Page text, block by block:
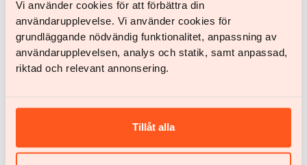
Vi använder cookies för att förbättra din
användarupplevelse. Vi använder cookies för
grundläggande nödvändig funktionalitet, anpassning av
användarupplevelsen, analys och statik, samt anpassad,
riktad och relevant annonsering.
Tillåt alla
Wegovy?
Når behandlingen med Wegovy ophører, stopper
medicinens effekt på appetitregulering og mæthed. Det
betyder, at sult og madtrang gradvist kan vende tilbage til
niveauer svarende til dem før behandlingsstart, hvilket kan
Da svær overvægt er en kronisk sygdom med biologiske
drivkræfter, er der en øget risiko for vægtstigning efter
studier har vist, at en betydelig del af det opnåede